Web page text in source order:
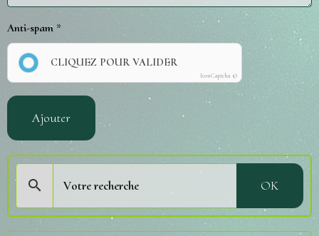
Anti-spam
CLIQUEZ POUR VALIDER
IconCaptcha ©
Ajouter
OK